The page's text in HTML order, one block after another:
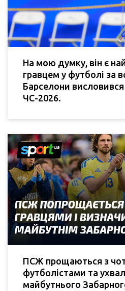
На мою думку, він є
гравцем у футболі за
Барселони висловився
ЧС-2026.
ПСЖ прощаються з
футболістами та
майбутнього